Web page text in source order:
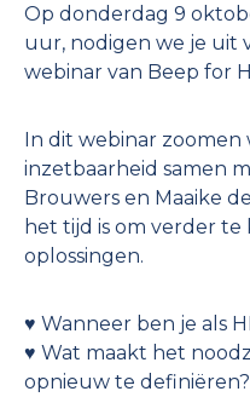
Op donderdag 9
uur, nodigen we je uit
webinar van Beep for
In dit webinar zoomen
inzetbaarheid samen
Brouwers en Maaike
het tijd is om verder
oplossingen.
♥️ Wanneer ben je als
♥️ Wat maakt het
opnieuw te definiëren?